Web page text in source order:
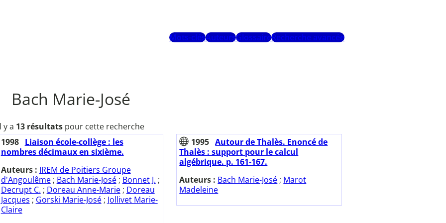
Mots-clésAuteursGlossaireRecherche avancée
Bach Marie-José
y a 13 résultatspour cette recherche
1998
Liaison école-collège : les
nombres décimaux en sixième.
Auteurs : IREM de Poitiers Groupe
d'Angoulême; Bach Marie-José; Bonnet J. ;
Decrupt C. ; Doreau Anne-Marie; Doreau
Jacques ; Gorski Marie-José; Jollivet Marie-
Claire
1995 Autour de Thalès. Enoncé de
Thalès : support pour le calcul
algébrique. p. 161-167.
Auteurs : Bach Marie-José ; Marot
Madeleine